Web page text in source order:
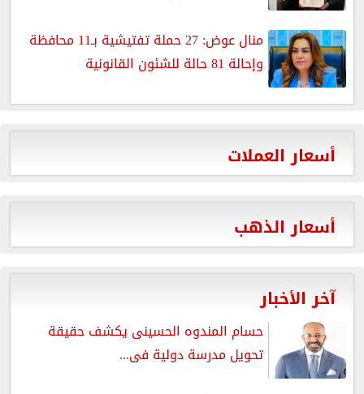
منال عوض: 27 حملة تفتيشية بـ11 محافظة
وإحالة 81 حالة للشئون القانونية
أسعار العملات
أسعار الذهب
آخر الأخبار
حسام المندوه الحسينى يكشف حقيقة
تحويل مدرسة دولية فى...